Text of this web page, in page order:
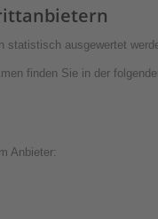
ausgewertet
finden Sie in der
Anbieter: